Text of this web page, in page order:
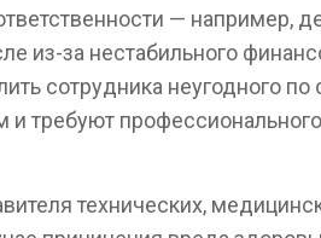
— например,
из-за нестабильного
сотрудника неугодного
требуют
технических,